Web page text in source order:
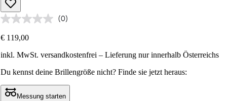
(0)
€ 119,00
inkl. MwSt.versandkostenfrei – Lieferung nur innerhalb Österreichs
Du kennst deine Brillengröße nicht?Finde sie jetzt heraus:
Messung starten